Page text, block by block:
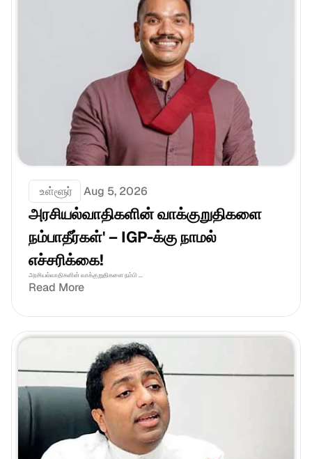
உள்ளூர் Aug 5, 2026
அரசியல்வாதிகளின் வாக்குறுதிகளை
நம்பாதீர்கள்' – IGP-க்கு நாமல்
எச்சரிக்கை!
அரசியல்வாதிகளின் வாக்குறுதிகளை நம்பி ...
Read More